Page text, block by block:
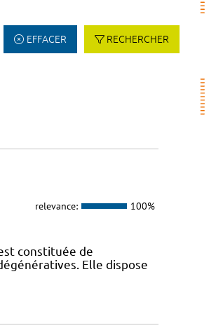
EFFACER RECHERCHER
relevance: 100%
constituée de
Elle dispose